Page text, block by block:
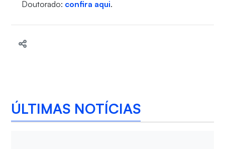
Doutorado: confira aqui.
ÚLTIMAS NOTÍCIAS